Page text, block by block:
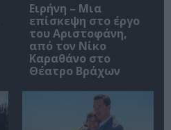
Ειρήνη – Μια
επίσκεψη στο έργο
του Αριστοφάνη,
από τον Νίκο
Καραθάνο στο
Θέατρο Βράχων